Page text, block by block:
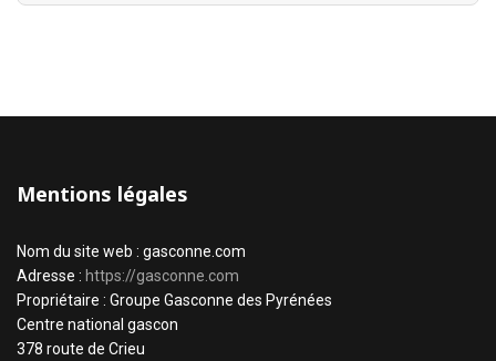
Mentions légales
Nom du site web : gasconne.com
Adresse : https://gasconne.com
Propriétaire : Groupe Gasconne des Pyrénées
Centre national gascon
378 route de Crieu